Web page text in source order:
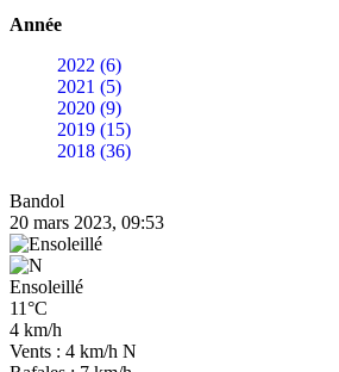
Année
2022 (6)
2021 (5)
2020 (9)
2019 (15)
2018 (36)
Bandol
20 mars 2023, 09:53
Ensoleillé
11°C
4 km/h
Vents : 4 km/h N